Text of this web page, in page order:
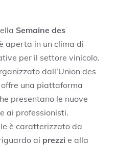
Semaine des
aperta in un clima di
per il settore vinicolo.
dall’Union des
una piattaforma
presentano le nuove
ai professionisti.
è caratterizzato da
ai prezzi e alla